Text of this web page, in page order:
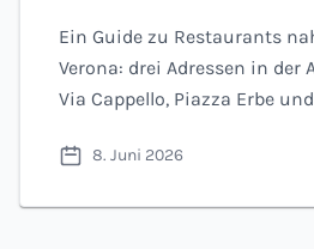
Zentrum (2026)
Ein Guide zu Restaurants
Verona: drei Adressen in der
Via Cappello, Piazza Erbe
8. Juni 2026